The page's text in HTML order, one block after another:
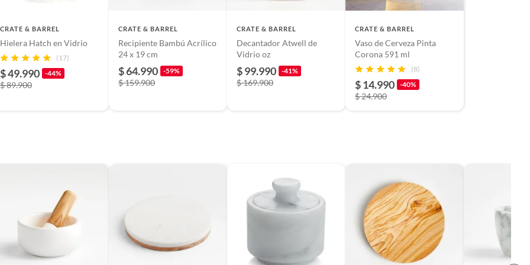
evitar manchas y deterioro. Guardar en lugar seco.
las instrucciones del fabricante.
de colombia
de devolución ingresa a
legal-retail.
CRATE & BARREL
Hielera Hatch en Vidrio
(17)
$ 49.990 -44%
$ 89.900
CRATE & BARREL
Recipiente Bambú Acrílico
24 x 19 cm
$ 64.990 -59%
$ 159.900
CRATE & BARREL
Decantador Atwell de
Vidrio oz
$ 99.990 -41%
$ 169.900
CRATE & BARREL
Vaso de Cerveza Pinta
Corona 591 ml
(8)
$ 14.990 -40%
$ 24.900